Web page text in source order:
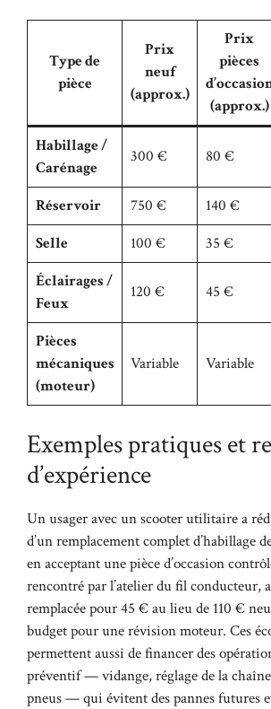
Type de
pièce
Prix
neuf
(approx.)
Prix
pièces
(approx.)
Habillage /
Carénage
300 € 80 €
Réservoir 750 € 140 €
Selle
100 € 35 €
Éclairages /
Feux
120 € 45 €
Pièces
mécaniques
(moteur)
Variable Variable
Exemples pratiques et
d’expérience
Un usager avec un scooter utilitaire a
d’un remplacement complet d’habillage
en acceptant une pièce d’occasion
rencontré par l’atelier du fil conducteur,
remplacée pour 45 € au lieu de 110 €
budget pour une révision moteur. Ces
permettent aussi de financer des
préventif — vidange, réglage de la
pneus — qui évitent des pannes futures